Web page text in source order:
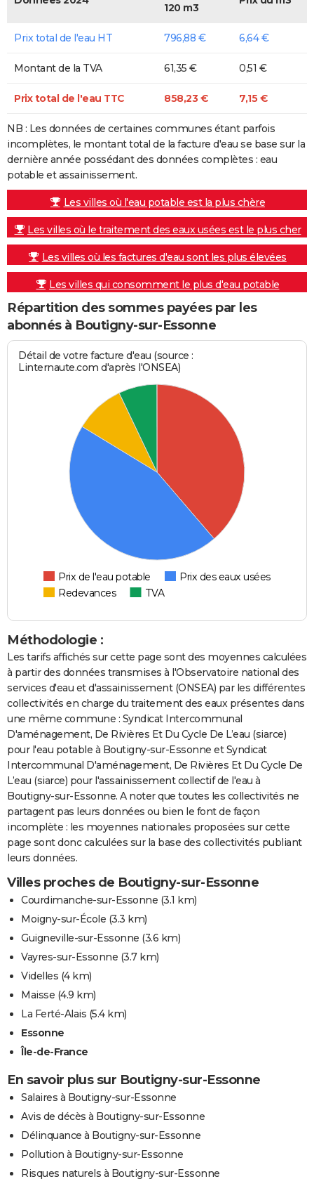
120 m3
Prix total de l'eau HT 796,88 € 6,64 €
Montant de la TVA 61,35 € 0,51 €
Prix total de l'eau TTC 858,23 € 7,15 €
NB : Les données de certaines communes étant parfois
incomplètes, le montant total de la facture d'eau se base sur la
dernière année possédant des données complètes : eau
potable et assainissement.
Les villes où l'eau potable est la plus chère
Les villes où le traitement des eaux usées est le plus cher
Les villes où les factures d'eau sont les plus élevées
Les villes qui consomment le plus d'eau potable
Répartition des sommes payées par les
abonnés à Boutigny-sur-Essonne
Détail de votre facture d'eau (source :
Linternaute.com d'après l'ONSEA)
Prix de l'eau potable
Prix des eaux usées
Redevances
TVA
Méthodologie :
Les tarifs affichés sur cette page sont des moyennes calculées
à partir des données transmises à l'Observatoire national des
services d'eau et d'assainissement (ONSEA) par les différentes
collectivités en charge du traitement des eaux présentes dans
une même commune : Syndicat Intercommunal
D'aménagement, De Rivières Et Du Cycle De L’eau (siarce)
pour l'eau potable à Boutigny-sur-Essonne et Syndicat
Intercommunal D'aménagement, De Rivières Et Du Cycle De
L’eau (siarce) pour l'assainissement collectif de l'eau à
Boutigny-sur-Essonne. A noter que toutes les collectivités ne
partagent pas leurs données ou bien le font de façon
incomplète : les moyennes nationales proposées sur cette
page sont donc calculées sur la base des collectivités publiant
leurs données.
Villes proches de Boutigny-sur-Essonne
Courdimanche-sur-Essonne (3.1 km)
Moigny-sur-École (3.3 km)
Guigneville-sur-Essonne (3.6 km)
Vayres-sur-Essonne (3.7 km)
Videlles (4 km)
Maisse (4.9 km)
La Ferté-Alais (5.4 km)
Essonne
Île-de-France
En savoir plus sur Boutigny-sur-Essonne
Salaires à Boutigny-sur-Essonne
Avis de décès à Boutigny-sur-Essonne
Délinquance à Boutigny-sur-Essonne
Pollution à Boutigny-sur-Essonne
Risques naturels à Boutigny-sur-Essonne